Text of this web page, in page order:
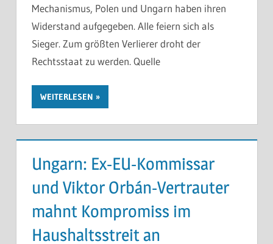
Mechanismus, Polen und Ungarn haben ihren
Widerstand aufgegeben. Alle feiern sich als
Sieger. Zum größten Verlierer droht der
Rechtsstaat zu werden. Quelle
WEITERLESEN
Ungarn: Ex-EU-Kommissar
und Viktor Orbán-Vertrauter
mahnt Kompromiss im
Haushaltsstreit an